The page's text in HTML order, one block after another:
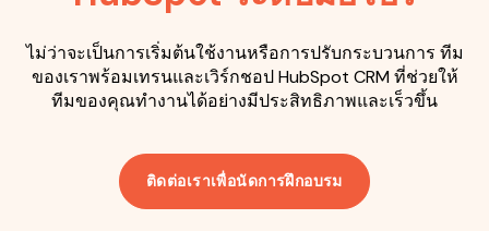
ไม่ว่าจะเป็นการเริ่มต้นใช้งานหรือการปรับกระบวนการ ทีม
ของเราพร้อมเทรนและเวิร์กชอป HubSpot CRM ที่ช่วยให้
ทีมของคุณทำงานได้อย่างมีประสิทธิภาพและเร็วขึ้น
ติดต่อเราเพื่อนัดการฝึกอบรม